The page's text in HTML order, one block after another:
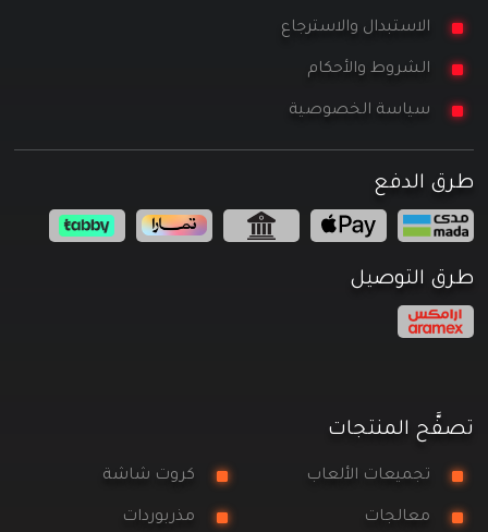
الاستبدال والاسترجاع
الشروط والأحكام
سياسة الخصوصية
طرق الدفع
طرق التوصيل
تصفَّح المنتجات
تجميعات الألعاب كروت شاشة
معالجات مذربوردات